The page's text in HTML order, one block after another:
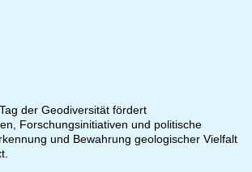
der Geodiversität fördert
Forschungsinitiativen und politische
und Bewahrung geologischer Vielfalt